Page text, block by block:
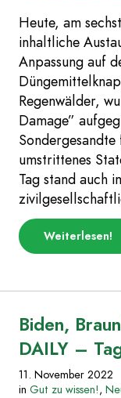
Heute, am
inhaltliche
Anpassung auf
Regenwälder,
Damage”
umstrittenes
Tag stand auch
Weiterlesen!
Biden,
DAILY –
11. November 2022
in Gut zu wissen!,